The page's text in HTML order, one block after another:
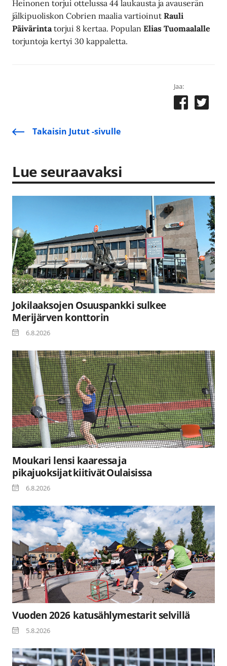
Heinonen torjui ottelussa 44 laukausta ja avauserän
jälkipuoliskon Cobrien maalia vartioinutRauli
Päivärintatorjui 8 kertaa. PopulanElias Tuomaalalle
torjuntoja kertyi 30 kappaletta.
Jaa:
Takaisin Jutut -sivulle
Lue seuraavaksi
Jokilaaksojen Osuuspankki sulkee
Merijärven konttorin
6.8.2026
Moukari lensi kaaressa ja
pikajuoksijat kiitivät Oulaisissa
6.8.2026
Vuoden 2026 katusählymestarit selvillä
5.8.2026